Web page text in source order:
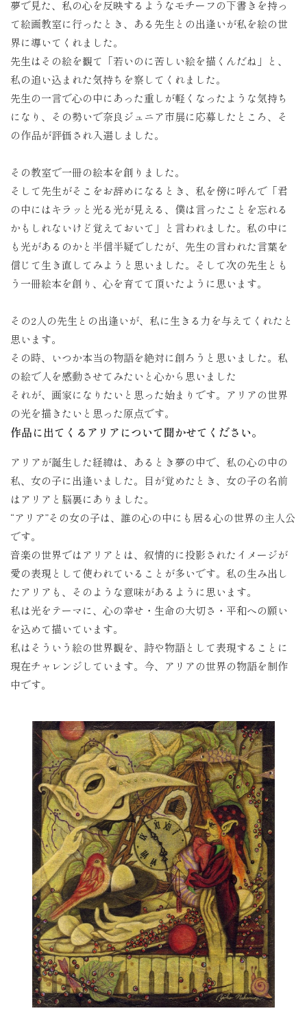
夢で見た、私の心を反映するようなモチーフの下書きを持っ
て絵画教室に行ったとき、ある先生との出逢いが私を絵の世
界に導いてくれました。
先生はその絵を観て「若いのに苦しい絵を描くんだね」と、
私の追い込まれた気持ちを察してくれました。
先生の一言で心の中にあった重しが軽くなったような気持ち
になり、その勢いで奈良ジュニア市展に応募したところ、そ
の作品が評価され入選しました。
その教室で一冊の絵本を創りました。
そして先生がそこをお辞めになるとき、私を傍に呼んで「君
の中にはキラッと光る光が見える、僕は言ったことを忘れる
かもしれないけど覚えておいて」と言われました。私の中に
も光があるのかと半信半疑でしたが、先生の言われた言葉を
信じて生き直してみようと思いました。そして次の先生とも
う一冊絵本を創り、心を育てて頂いたように思います。
その2人の先生との出逢いが、私に生きる力を与えてくれたと
思います。
その時、いつか本当の物語を絶対に創ろうと思いました。私
の絵で人を感動させてみたいと心から思いました
それが、画家になりたいと思った始まりです。アリアの世界
の光を描きたいと思った原点です。
作品に出てくるアリアについて聞かせてください。
アリアが誕生した経緯は、あるとき夢の中で、私の心の中の
私、女の子に出逢いました。目が覚めたとき、女の子の名前
はアリアと脳裏にありました。
“アリア”その女の子は、誰の心の中にも居る心の世界の主人公
です。
音楽の世界ではアリアとは、叙情的に投影されたイメージが
愛の表現として使われていることが多いです。私の生み出し
たアリアも、そのような意味があるように思います。
私は光をテーマに、心の幸せ・生命の大切さ・平和への願い
を込めて描いています。
私はそういう絵の世界観を、詩や物語として表現することに
現在チャレンジしています。今、アリアの世界の物語を制作
中です。